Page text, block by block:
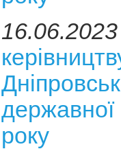
16.06.2023
державної
року